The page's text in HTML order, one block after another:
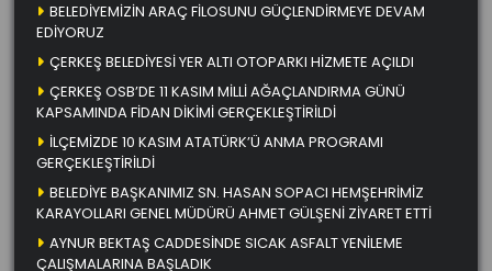
BELEDİYEMİZİN ARAÇ FİLOSUNU GÜÇLENDİRMEYE DEVAM
EDİYORUZ
ÇERKEŞ BELEDİYESİ YER ALTI OTOPARKI HİZMETE AÇILDI
ÇERKEŞ OSB’DE 11 KASIM MİLLİ AĞAÇLANDIRMA GÜNÜ
KAPSAMINDA FİDAN DİKİMİ GERÇEKLEŞTİRİLDİ
İLÇEMİZDE 10 KASIM ATATÜRK’Ü ANMA PROGRAMI
GERÇEKLEŞTİRİLDİ
BELEDİYE BAŞKANIMIZ SN. HASAN SOPACI HEMŞEHRİMİZ
KARAYOLLARI GENEL MÜDÜRÜ AHMET GÜLŞENİ ZİYARET ETTİ
AYNUR BEKTAŞ CADDESİNDE SICAK ASFALT YENİLEME
ÇALIŞMALARINA BAŞLADIK